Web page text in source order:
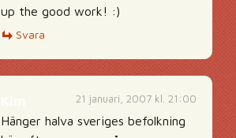
up the good work! :)
Svara
21 januari, 2007 kl. 21:00
Hänger halva sveriges befolkning